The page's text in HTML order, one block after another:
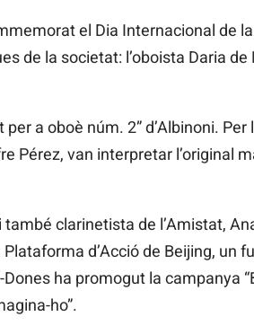
el Dia Internacional de
de la societat: l’oboista Daria
a oboè núm. 2” d’Albinoni.
Pérez, van interpretar l’original
clarinetista de l’Amistat,
d’Acció de Beijing, un
ha promogut la campanya
ho”.